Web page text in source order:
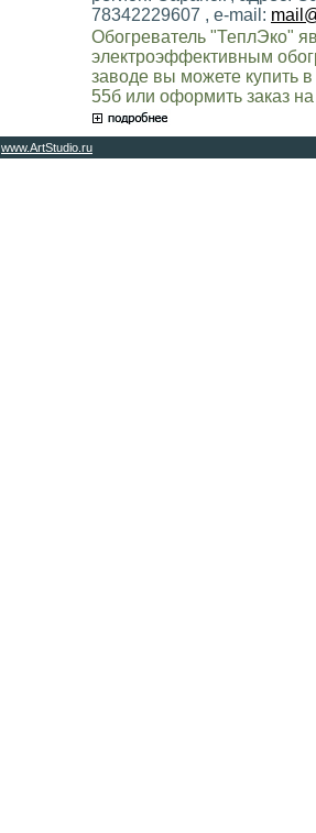
78342229607 , e-mail:
Обогреватель "ТеплЭко"
электроэффективным
заводе вы можете купить
55б или оформить заказ
www.ArtStudio.ru